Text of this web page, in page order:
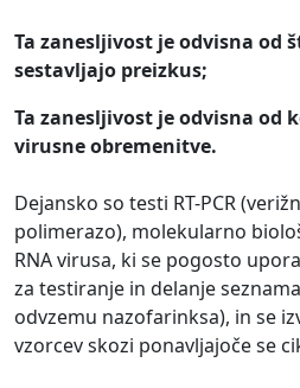
Ta zanesljivost je odvisna od
sestavljajo preizkus;
Ta zanesljivost je odvisna od
virusne obremenitve.
Dejansko so testi RT-PCR
polimerazo), molekularno
RNA virusa, ki se pogosto
za testiranje in delanje
odvzemu nazofarinksa), in se
vzorcev skozi ponavljajoče se